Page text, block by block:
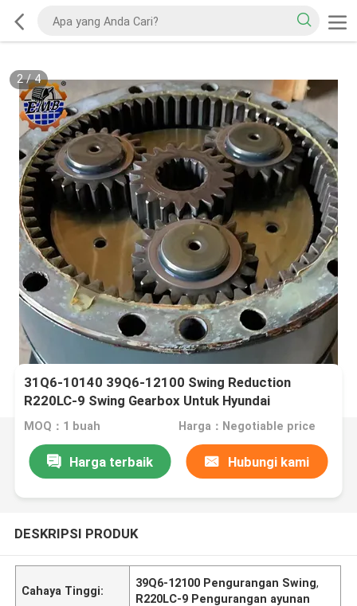
2/4
31Q6-10140 39Q6-12100 Swing Reduction
R220LC-9 Swing Gearbox Untuk Hyundai
MOQ：1 buah Harga：Negotiable price
Harga terbaik Hubungi kami
DESKRIPSI PRODUK
Cahaya Tinggi:
39Q6-12100 Pengurangan Swing,
R220LC-9 Pengurangan ayunan